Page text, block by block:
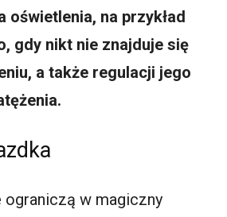
oświetlenia, na przykład
gdy nikt nie znajduje się
a także regulacji jego
ograniczą w magiczny